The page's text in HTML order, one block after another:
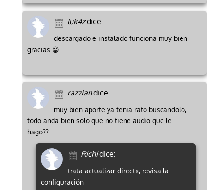
luk4zdice:
descargado e instalado funciona muy bien
gracias 😀
razziandice:
muy bien aporte ya tenia rato buscandolo,
todo anda bien solo que no tiene audio que le
hago??
Richidice:
trata actualizar directx, revisa la
configuración